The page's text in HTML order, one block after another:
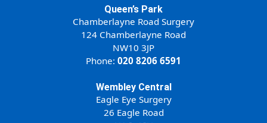
Queen’s Park
Chamberlayne Road Surgery
124 Chamberlayne Road
NW10 3JP
Phone: 020 8206 6591
Wembley Central
Eagle Eye Surgery
26 Eagle Road